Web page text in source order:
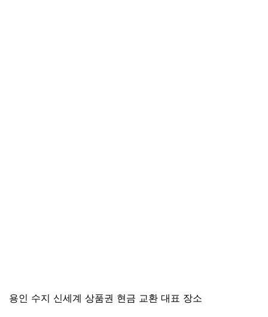
용인 수지 신세계 상품권 현금 교환 대표 장소